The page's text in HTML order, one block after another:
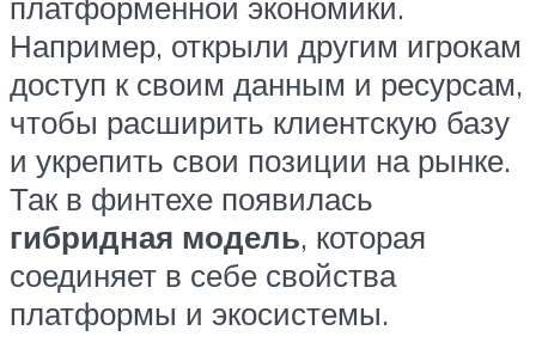
Например, открыли другим игрокам
доступ к своим данным и ресурсам,
чтобы расширить клиентскую базу
и укрепить свои позиции на рынке.
Так в финтехе появилась
гибридная модель, которая
соединяет в себе свойства
платформы и экосистемы.